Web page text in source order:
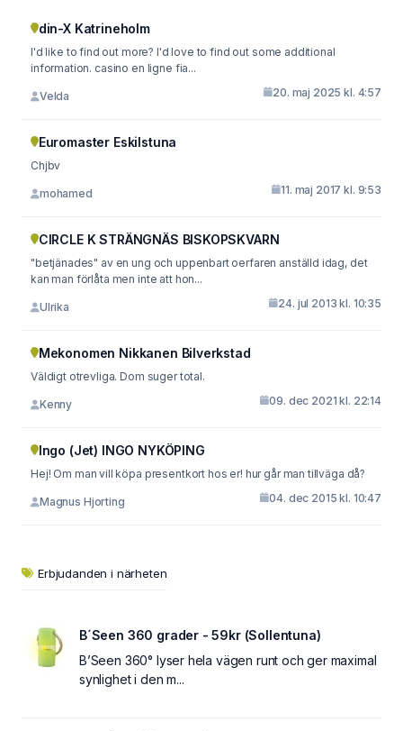
din-X Katrineholm
I'd like to find out more? I'd love to find out some additional
information. casino en ligne fia...
Velda 20. maj 2025 kl. 4:57
Euromaster Eskilstuna
Chjbv
mohamed 11. maj 2017 kl. 9:53
CIRCLE K STRÄNGNÄS BISKOPSKVARN
"betjänades" av en ung och uppenbart oerfaren anställd idag, det
kan man förlåta men inte att hon...
Ulrika 24. jul 2013 kl. 10:35
Mekonomen Nikkanen Bilverkstad
Väldigt otrevliga. Dom suger total.
Kenny 09. dec 2021 kl. 22:14
Ingo (Jet) INGO NYKÖPING
Hej! Om man vill köpa presentkort hos er! hur går man tillväga då?
Magnus Hjorting 04. dec 2015 kl. 10:47
Erbjudanden i närheten
B´Seen 360 grader - 59kr (Sollentuna)
B’Seen 360° lyser hela vägen runt och ger maximal
synlighet i den m...